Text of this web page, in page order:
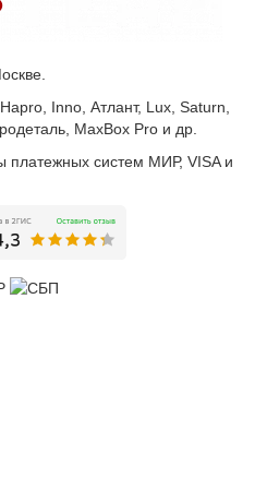
Inno, Атлант, Lux, Saturn,
MaxBox Pro и др.
платежных систем МИР, VISA и